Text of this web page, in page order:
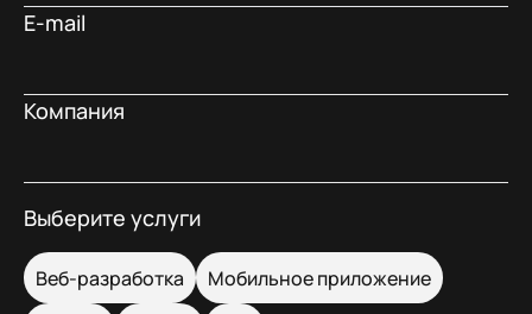
E-mail
Компания
Выберите услуги
Веб-разработка
Мобильное приложение